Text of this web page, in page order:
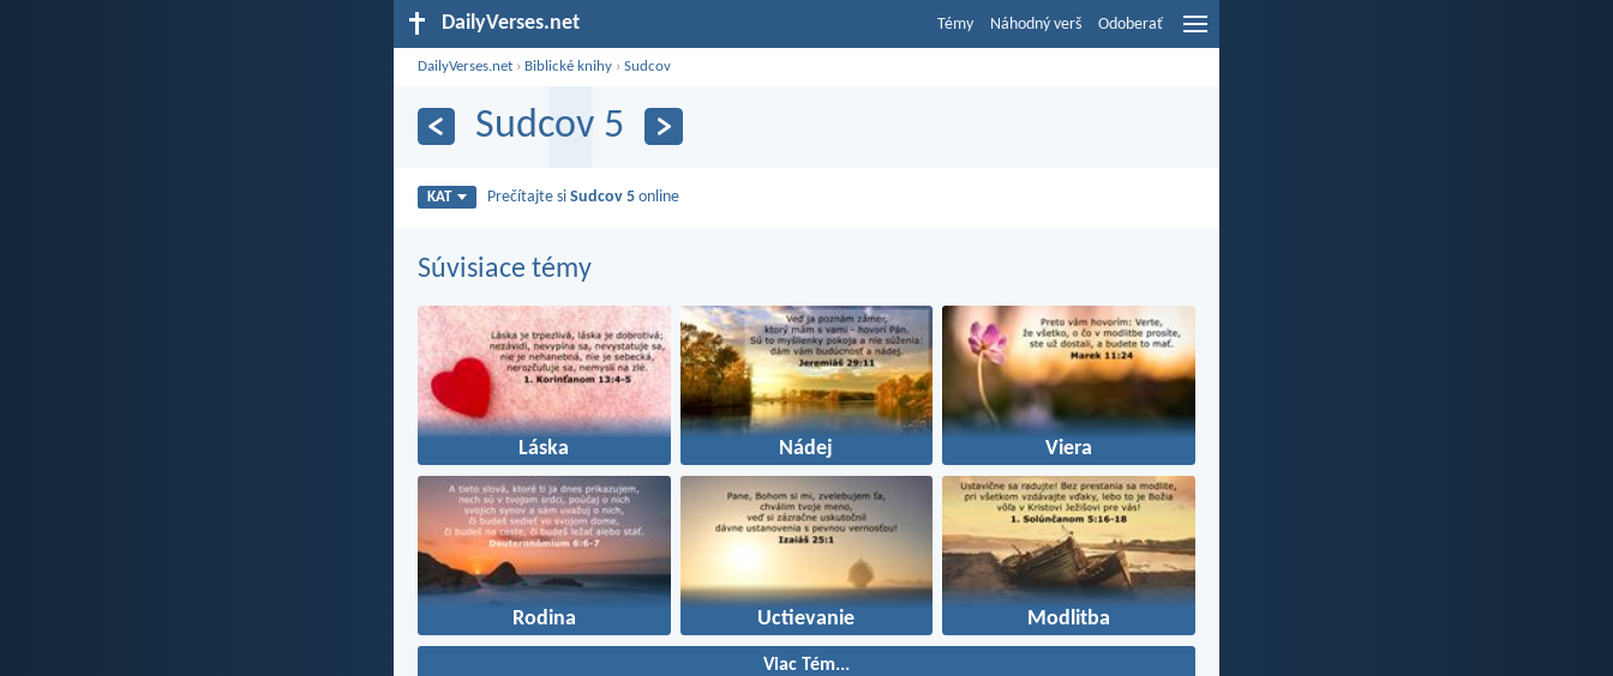
DailyVerses.net Témy Náhodný verš Odoberať
DailyVerses.net › Biblické knihy ›Sudcov
Sudcov 5
KAT Prečítajte siSudcov 5 online
Súvisiace témy
Láska Nádej Viera
Rodina Uctievanie Modlitba
Viac Tém...